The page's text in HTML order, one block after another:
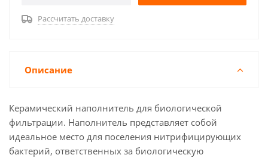
Рассчитать доставку
Описание
Керамический наполнитель для биологической
фильтрации. Наполнитель представляет собой
идеальное место для поселения нитрифицирующих
бактерий, ответственных за биологическую